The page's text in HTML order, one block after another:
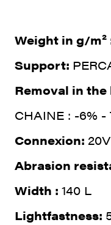
Weight in g/m²
Support:
Removal in
CHAINE : -6% -
Connexion:
Abrasion
Width : 140 L
Lightfastness: